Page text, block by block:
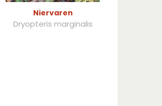
Niervaren
Dryopteris marginalis